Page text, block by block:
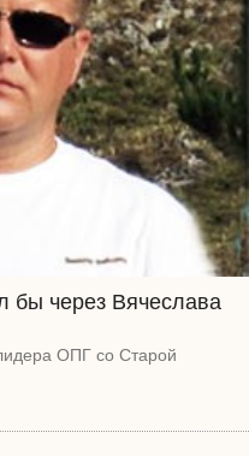
бы через Вячеслава
ОПГ со Старой